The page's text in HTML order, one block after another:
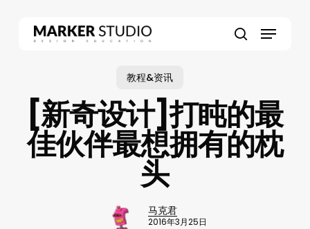
Menu
教程&资讯
[新奇设计]打盹的最
佳伙伴最想拥有的枕
头
马克君
2016年3月25日